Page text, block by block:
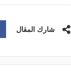
شارك المقال